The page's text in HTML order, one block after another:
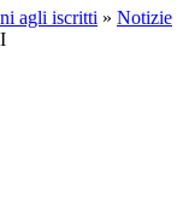
agli iscritti » Notizie